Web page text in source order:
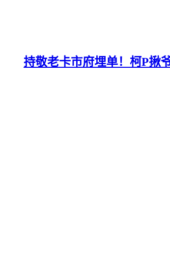
持敬老卡市府埋单！柯P揪